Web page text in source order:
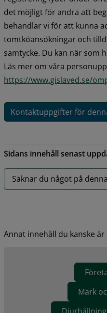
det möjligt för andra att
behandlar vi för att kunna
tomtköansökningar och
samtycke. Du kan när som
https://www.gislaved.se/
Kontaktuppgifter för
Sidans innehåll senast
Saknar du något på
Annat innehåll du kanske
Mark